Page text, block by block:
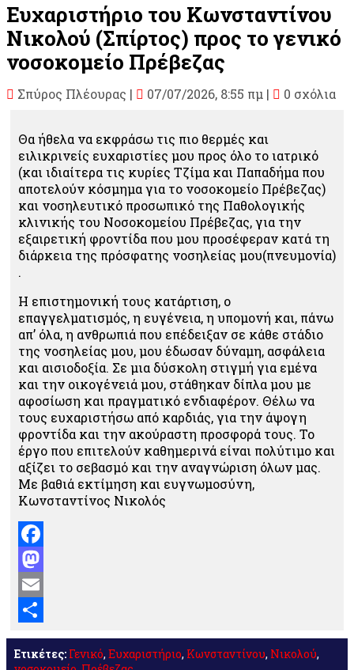
Ευχαριστήριο του Κωνσταντίνου
Νικολού (Σπίρτος) προς το γενικό
νοσοκομείο Πρέβεζας
Σπύρος Πλέουρας | 07/07/2026, 8:55 πμ | 0 σχόλια
Θα ήθελα να εκφράσω τις πιο θερμές και
ειλικρινείς ευχαριστίες μου προς όλο το ιατρικό
(και ιδιαίτερα τις κυρίες Τζίμα και Παπαδήμα που
αποτελούν κόσμημα για το νοσοκομείο Πρέβεζας)
και νοσηλευτικό προσωπικό της Παθολογικής
κλινικής του Νοσοκομείου Πρέβεζας, για την
εξαιρετική φροντίδα που μου προσέφεραν κατά τη
διάρκεια της πρόσφατης νοσηλείας μου(πνευμονία)
.
Η επιστημονική τους κατάρτιση, ο
επαγγελματισμός, η ευγένεια, η υπομονή και, πάνω
απ’ όλα, η ανθρωπιά που επέδειξαν σε κάθε στάδιο
της νοσηλείας μου, μου έδωσαν δύναμη, ασφάλεια
και αισιοδοξία. Σε μια δύσκολη στιγμή για εμένα
και την οικογένειά μου, στάθηκαν δίπλα μου με
αφοσίωση και πραγματικό ενδιαφέρον. Θέλω να
τους ευχαριστήσω από καρδιάς, για την άψογη
φροντίδα και την ακούραστη προσφορά τους. Το
έργο που επιτελούν καθημερινά είναι πολύτιμο και
αξίζει το σεβασμό και την αναγνώριση όλων μας.
Με βαθιά εκτίμηση και ευγνωμοσύνη,
Κωνσταντίνος Νικολός
Facebook
Mastodon
Email
Μοιραστείτε
Ετικέτες: Γενικό, Ευχαριστήριο, Κωνσταντίνου, Νικολού,